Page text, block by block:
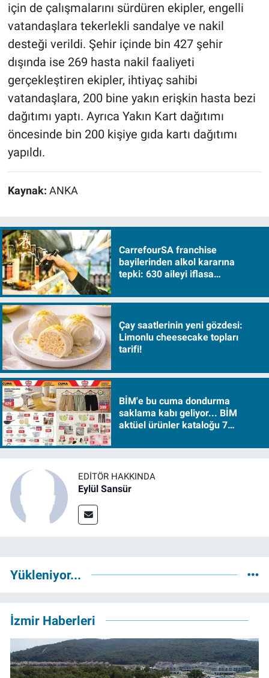
için de çalışmalarını sürdüren ekipler, engelli
vatandaşlara tekerlekli sandalye ve nakil
desteği verildi. Şehir içinde bin 427 şehir
dışında ise 269 hasta nakil faaliyeti
gerçekleştiren ekipler, ihtiyaç sahibi
vatandaşlara, 200 bine yakın erişkin hasta bezi
dağıtımı yaptı. Ayrıca Yakın Kart dağıtımı
öncesinde bin 200 kişiye gıda kartı dağıtımı
yapıldı.
Kaynak: ANKA
CarrefourSA franchise
bayilerinden alkol kararına
tepki: 630 aileyi iflasa
Çay saatlerinin yeni gözdesi:
Limonlu cheesecake topları
tarifi!
BİM'e bu cuma dondurma
saklama kabı geliyor... BİM
aktüel ürünler kataloğu 7
EDITÖR HAKKINDA
Eylül Sansür
Yükleniyor...
İzmir Haberleri